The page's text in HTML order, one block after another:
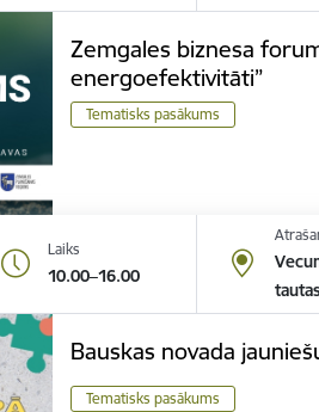
Zemgales biznesa
energoefektivitāti”
Tematisks pasākums
Laiks
10.00–16.00
Bauskas novada
Tematisks pasākums